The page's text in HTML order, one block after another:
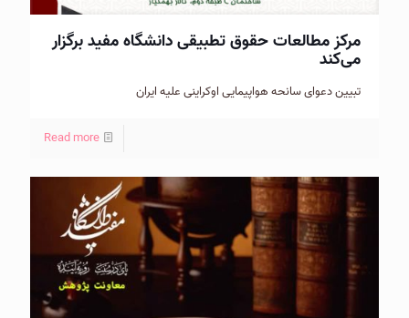
مرکز مطالعات حقوق تطبیقی دانشگاه مفید برگزار
می‌کند
تبیین دعوای سانحه هواپیمایی اوکراینی علیه ایران
Read more